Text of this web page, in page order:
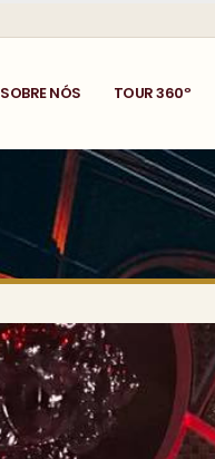
SOBRE NÓS TOUR 360º